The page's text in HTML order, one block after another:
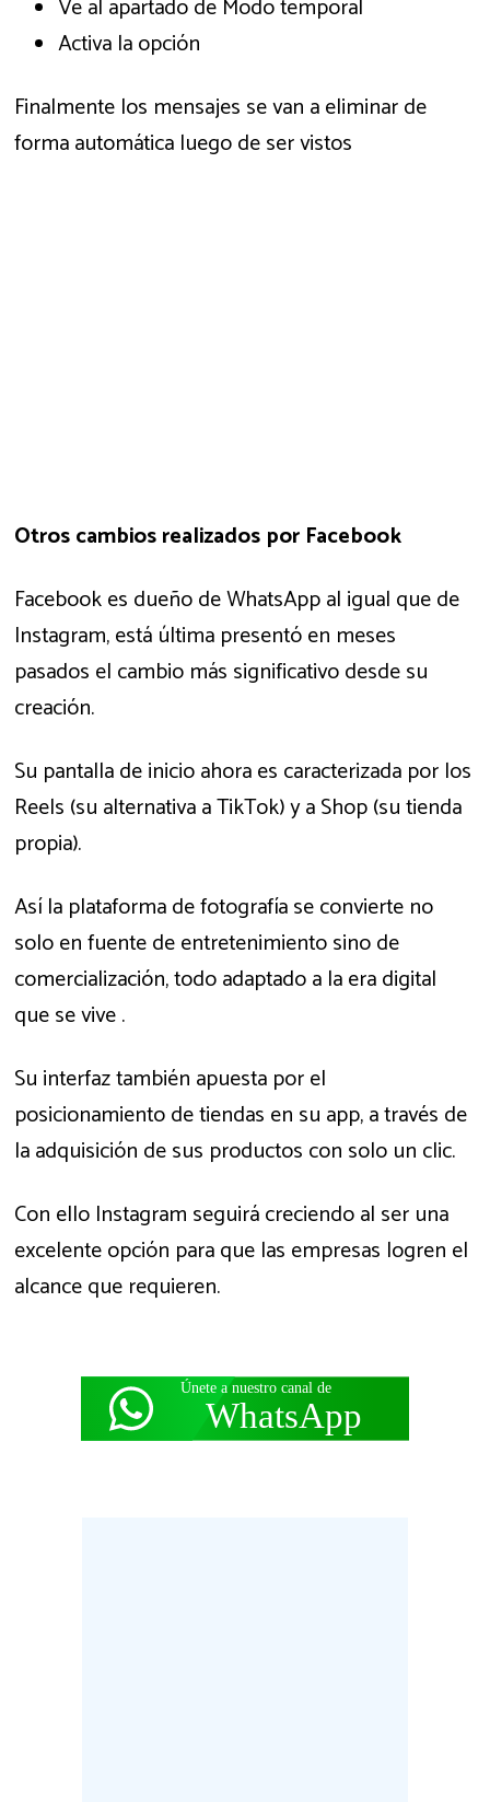
Ve al apartado de Modo temporal
Activa la opción
Finalmente los mensajes se van a eliminar de
forma automática luego de ser vistos
Otros cambios realizados por Facebook
Facebook es dueño de WhatsApp al igual que de
Instagram, está última presentó en meses
pasados el cambio más significativo desde su
creación.
Su pantalla de inicio ahora es caracterizada por los
Reels (su alternativa a TikTok) y a Shop (su tienda
propia).
Así la plataforma de fotografía se convierte no
solo en fuente de entretenimiento sino de
comercialización, todo adaptado a la era digital
que se vive .
Su interfaz también apuesta por el
posicionamiento de tiendas en su app, a través de
la adquisición de sus productos con solo un clic.
Con ello Instagram seguirá creciendo al ser una
excelente opción para que las empresas logren el
alcance que requieren.